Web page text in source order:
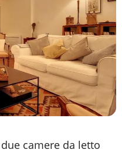
camere da letto